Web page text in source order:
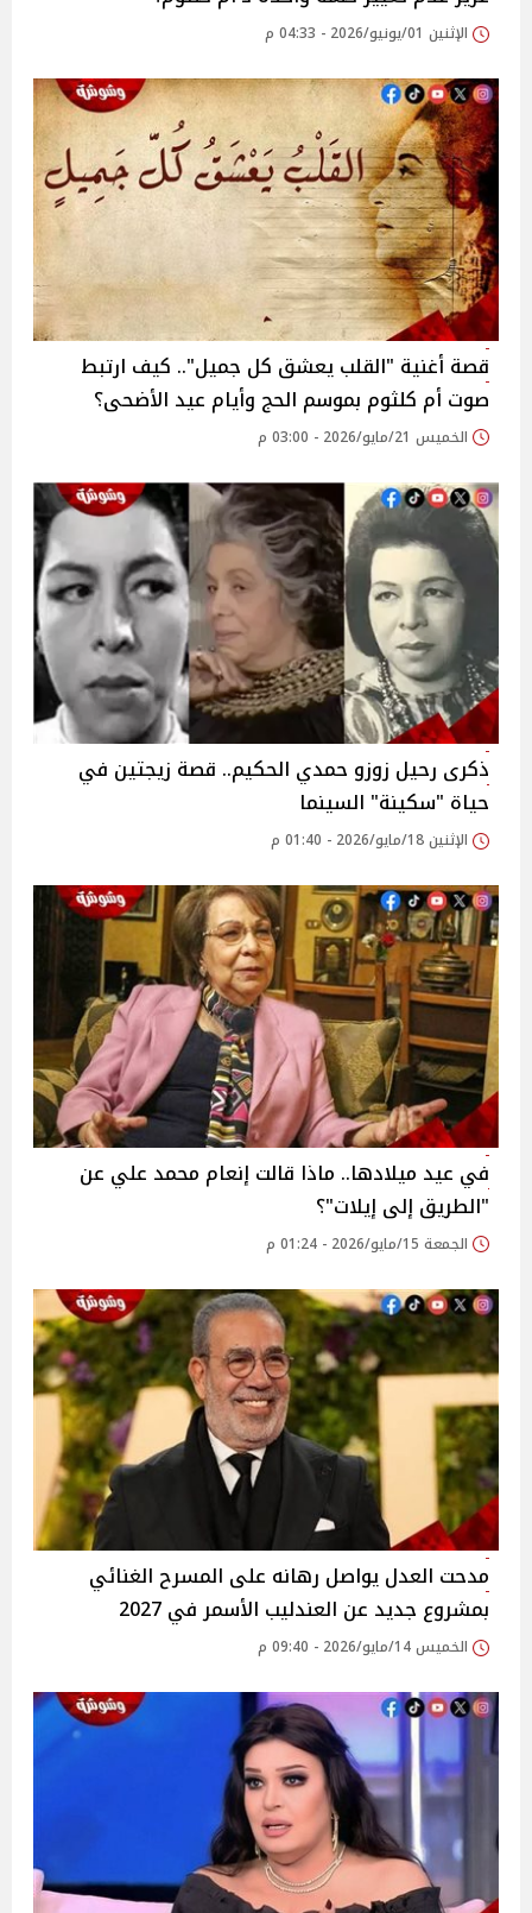
الإثنين 01/يونيو/2026 - 04:33 م
قصة أغنية "القلب يعشق كل جميل".. كيف ارتبط
صوت أم كلثوم بموسم الحج وأيام عيد الأضحى؟
الخميس 21/مايو/2026 - 03:00 م
ذكرى رحيل زوزو حمدي الحكيم.. قصة زيجتين في
حياة "سكينة" السينما
الإثنين 18/مايو/2026 - 01:40 م
في عيد ميلادها.. ماذا قالت إنعام محمد علي عن
"الطريق إلى إيلات"؟
الجمعة 15/مايو/2026 - 01:24 م
مدحت العدل يواصل رهانه على المسرح الغنائي
بمشروع جديد عن العندليب الأسمر في 2027
الخميس 14/مايو/2026 - 09:40 م